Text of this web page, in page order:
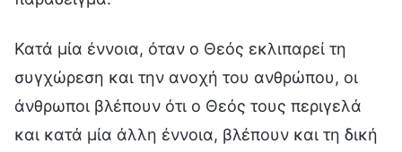
Κατά μία έννοια, όταν ο Θεός εκλιπαρεί τη
συγχώρεση και την ανοχή του ανθρώπου, οι
άνθρωποι βλέπουν ότι ο Θεός τους περιγελά
και κατά μία άλλη έννοια, βλέπουν και τη δική